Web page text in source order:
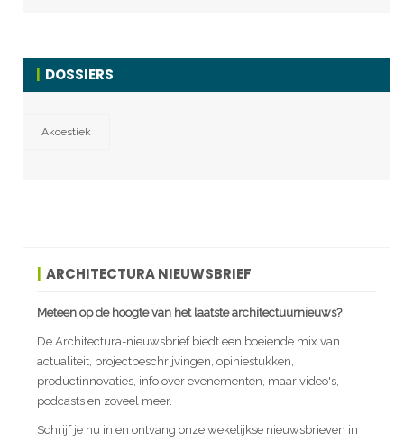
DOSSIERS
Akoestiek
ARCHITECTURA NIEUWSBRIEF
Meteen op de hoogte van het laatste architectuurnieuws?
De Architectura-nieuwsbrief biedt een boeiende mix van
actualiteit, projectbeschrijvingen, opiniestukken,
productinnovaties, info over evenementen, maar video's,
podcasts en zoveel meer.
Schrijf je nu in en ontvang onze wekelijkse nieuwsbrieven in